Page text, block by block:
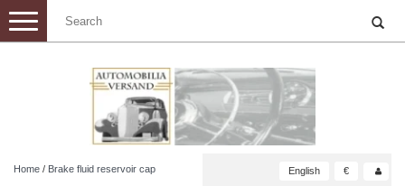
Toggle
navigation
Home / Brake fluid reservoir cap English €